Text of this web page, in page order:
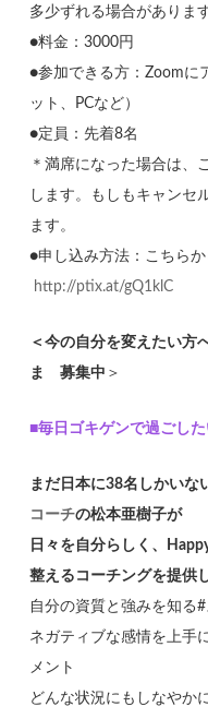
多少ずれる場合がありま
●料金：3000円
●参加できる方：Zoomに
ット、PCなど）
●定員：先着8名
＊満席になった場合は、
します。もしもキャンセ
ます。
●申し込み方法：こちら
http://ptix.at/gQ1klC
＜今の自分を変えたい
ま 募集中 ＞
■毎日ゴキゲンで過ごし
まだ日本に38名しかいな
コーチの松本亜樹子が
日々を自分らしく、
整えるコーチングを提供
自分の資質と強みを知る
ネガティブな感情を上手
メント
どんな状況にもしなやか